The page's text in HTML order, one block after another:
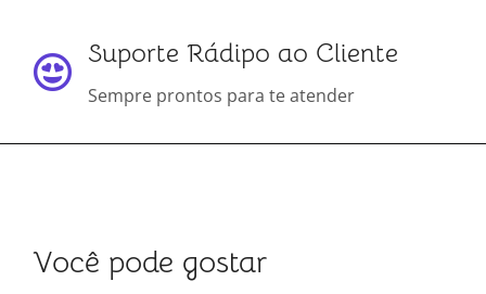
Suporte Rádipo ao Cliente
Sempre prontos para te atender
Você pode gostar